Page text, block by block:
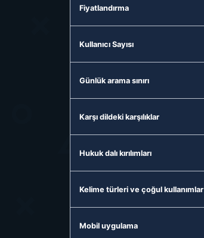
Fiyatlandırma
Kullanıcı Sayısı
Günlük arama sınırı
Karşı dildeki karşılıklar
Hukuk dalı kırılımları
Kelime türleri ve çoğul kullanımlar
Mobil uygulama